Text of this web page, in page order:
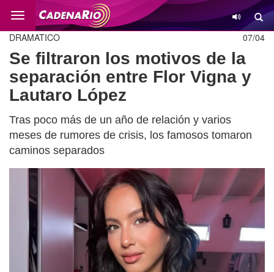
Cambio
07/04
DRAMATICO
Se filtraron los motivos de la
separación entre Flor Vigna y
Lautaro López
Tras poco más de un año de relación y varios
meses de rumores de crisis, los famosos tomaron
caminos separados